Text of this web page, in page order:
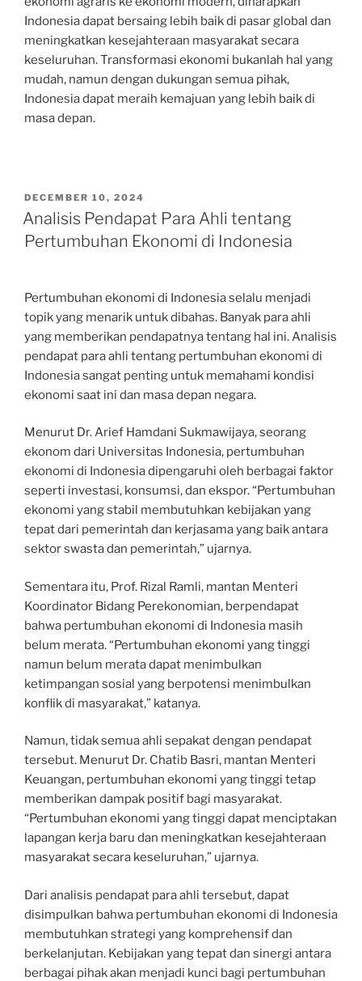
Indonesia dapat bersaing lebih baik di pasar global dan
meningkatkan kesejahteraan masyarakat secara
keseluruhan. Transformasi ekonomi bukanlah hal yang
mudah, namun dengan dukungan semua pihak,
Indonesia dapat meraih kemajuan yang lebih baik di
masa depan.
POSTED
ON
DECEMBER 10, 2024
Analisis Pendapat Para Ahli tentang
Pertumbuhan Ekonomi di Indonesia
Pertumbuhan ekonomi di Indonesia selalu menjadi
topik yang menarik untuk dibahas. Banyak para ahli
yang memberikan pendapatnya tentang hal ini. Analisis
pendapat para ahli tentang pertumbuhan ekonomi di
Indonesia sangat penting untuk memahami kondisi
ekonomi saat ini dan masa depan negara.
Menurut Dr. Arief Hamdani Sukmawijaya, seorang
ekonom dari Universitas Indonesia, pertumbuhan
ekonomi di Indonesia dipengaruhi oleh berbagai faktor
seperti investasi, konsumsi, dan ekspor. “Pertumbuhan
ekonomi yang stabil membutuhkan kebijakan yang
tepat dari pemerintah dan kerjasama yang baik antara
sektor swasta dan pemerintah,” ujarnya.
Sementara itu, Prof. Rizal Ramli, mantan Menteri
Koordinator Bidang Perekonomian, berpendapat
bahwa pertumbuhan ekonomi di Indonesia masih
belum merata. “Pertumbuhan ekonomi yang tinggi
namun belum merata dapat menimbulkan
ketimpangan sosial yang berpotensi menimbulkan
konflik di masyarakat,” katanya.
Namun, tidak semua ahli sepakat dengan pendapat
tersebut. Menurut Dr. Chatib Basri, mantan Menteri
Keuangan, pertumbuhan ekonomi yang tinggi tetap
memberikan dampak positif bagi masyarakat.
“Pertumbuhan ekonomi yang tinggi dapat menciptakan
lapangan kerja baru dan meningkatkan kesejahteraan
masyarakat secara keseluruhan,” ujarnya.
Dari analisis pendapat para ahli tersebut, dapat
disimpulkan bahwa pertumbuhan ekonomi di Indonesia
membutuhkan strategi yang komprehensif dan
berkelanjutan. Kebijakan yang tepat dan sinergi antara
berbagai pihak akan menjadi kunci bagi pertumbuhan